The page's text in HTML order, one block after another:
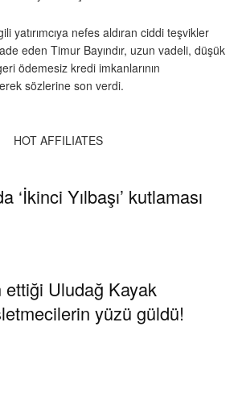
yatırımcıya nefes aldıran ciddi teşvikler
eden Timur Bayındır, uzun vadeli, düşük
ödemesiz kredi imkanlarının
sözlerine son verdi.
HOT AFFILIATES
‘İkinci Yılbaşı’ kutlaması
ettiği Uludağ Kayak
yüzü güldü!